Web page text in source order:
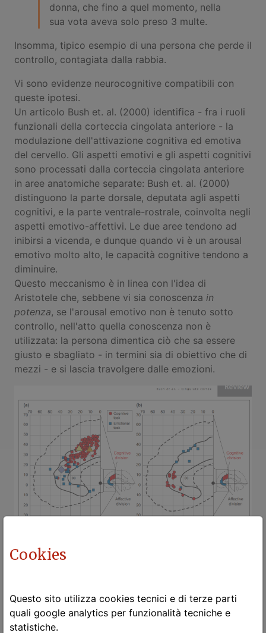
donna, che fino a quel momento, nella
sua vota aveva solo preso 3 multe.
Insomma, tipico esempio di una persona che perde il
controllo, contagiata dalla rabbia.
Vi sono evidenze neurocognitive compatibili con
queste ipotesi.
Un articolo Bush et. al. (2000) identifica - fra i ruoli
funzionali della corteccia cingolata anteriore - la
modulazione dell'attivazione cognitiva ed emotiva
del cervello. Gli aspetti emotivi e gli aspetti cognitivi
sono processati dalla corteccia cingolata anteriore
in aree anatomiche separate: Bush et. al. (2000)
distinguono la parte dorsale, deputata agli aspetti
cognitivi, e la parte ventrale-rostrale, coinvolta negli
aspetti emotivo-affettivi. Le due aree tendono ad
inibirsi a vicenda, e dunque quando vi è un arousal
emotivo molto alto, le capacità cognitive tendono a
diminuire.
Questo meccanismo è in linea con l'idea di
Aristotele che, sebbene vi sia conoscenza in
potenza, se l'arousal emotivo non è tenuto sotto
controllo, nell'atto quella conoscenza non è
utilizzata: la persona dimentica ciò che sa essere
giusto e sbagliato - in termini sia di obiettivo che di
mezzi - e si lascia travolgere dalle emozioni.
ἀκολασία
(akolasía)
Cookies
Questo sito utilizza cookies tecnici e di terze parti
quali google analytics per funzionalità tecniche e
statistiche.